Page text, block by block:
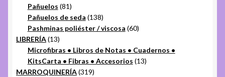
productos
Pañuelos 8181
productos
Pañuelos de seda 138138
productos
Pashminas poliéster / viscosa 6060
LIBRERÍA 1313
productos
Microfibras • Libros de Notas • Cuadernos •
KitsCarta • Fibras • Accesorios 1313
MARROQUINERÍA 319319